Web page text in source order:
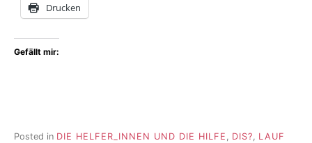
Drucken
Gefällt mir:
Posted in DIE HELFER_INNEN UND DIE HILFE , DIS?, LAUF